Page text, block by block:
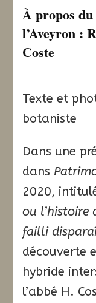
À propos
l’Aveyron :
Coste
Texte et
botaniste
Dans une
dans
2020,
ou l’histoire
failli
découverte
hybride
l’abbé H.